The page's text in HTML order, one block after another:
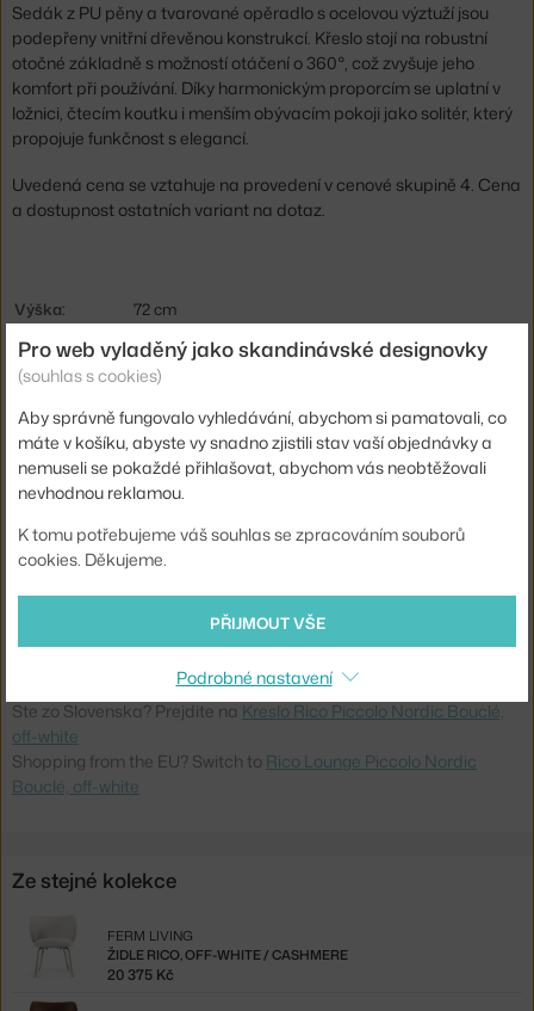
Sedák z PU pěny a tvarované opěradlo s ocelovou výztuží jsou
podepřeny vnitřní dřevěnou konstrukcí. Křeslo stojí na robustní
otočné základně s možností otáčení o 360°, což zvyšuje jeho
komfort při používání. Díky harmonickým proporcím se uplatní v
ložnici, čtecím koutku i menším obývacím pokoji jako solitér, který
propojuje funkčnost s elegancí.
Uvedená cena se vztahuje na provedení v cenové skupině 4. Cena
a dostupnost ostatních variant na dotaz.
Výška:
72 cm
Výška sedáku: 41 cm
Hloubka:
77 cm
Šířka:
64 cm
Barva:
bílá, krémová
Materiál:
pěna, dřevo, ocel, textilní potah
Sedák:
čalouněný
FER-1104272147
EAN
5704723351337
Ste zo Slovenska? Prejdite na Kreslo Rico Piccolo Nordic Bouclé,
off-white
Shopping from the EU? Switch to Rico Lounge Piccolo Nordic
Bouclé, off-white
Ze stejné kolekce
ŽIDLE RICO, OFF-WHITE / CASHMERE
FERM LIVING
20 375 Kč
Pro web vyladěný jako skandinávské designovky
(souhlas s cookies)
Aby správně fungovalo vyhledávání, abychom si pamatovali, co
máte v košíku, abyste vy snadno zjistili stav vaší objednávky a
nemuseli se pokaždé přihlašovat, abychom vás neobtěžovali
nevhodnou reklamou.
K tomu potřebujeme váš souhlas se zpracováním souborů
cookies. Děkujeme.
PŘIJMOUT VŠE
Podrobné nastavení